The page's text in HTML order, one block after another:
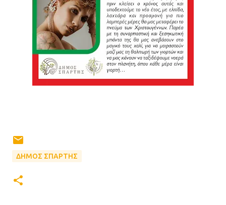
ΔΗΜΟΣ ΣΠΑΡΤΗΣ